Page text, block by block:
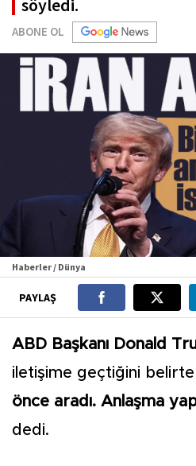
söyledi.
ABONE OL
Haberler / Dünya
PAYLAŞ
ABD Başkanı Donald
iletişime geçtiğini
önce aradı. Anlaşma
dedi.